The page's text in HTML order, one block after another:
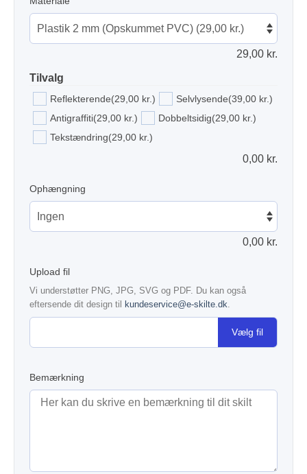
29,00 kr.
Tilvalg
Reflekterende(29,00 kr.) Selvlysende(39,00 kr.)
Antigraffiti(29,00 kr.) Dobbeltsidig(29,00 kr.)
Tekstændring(29,00 kr.)
0,00 kr.
Ophængning
0,00 kr.
Upload fil
Vi understøtter PNG, JPG, SVG og PDF. Du kan også
eftersende dit design til kundeservice@e-skilte.dk
Vælg fil
Bemærkning